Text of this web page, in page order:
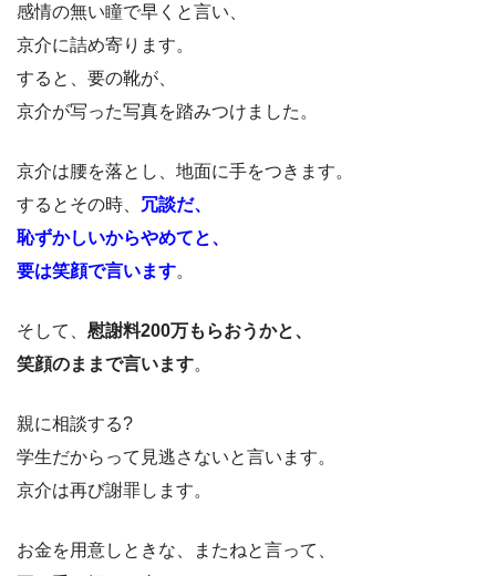
感情の無い瞳で早くと言い、
京介に詰め寄ります。
すると、要の靴が、
京介が写った写真を踏みつけました。
京介は腰を落とし、地面に手をつきます。
するとその時、 冗談だ、
恥ずかしいからやめてと、
要は笑顔で言います。
そして、 慰謝料200万もらおうかと、
笑顔のままで言います。
親に相談する?
学生だからって見逃さないと言います。
京介は再び謝罪します。
お金を用意しときな、またねと言って、